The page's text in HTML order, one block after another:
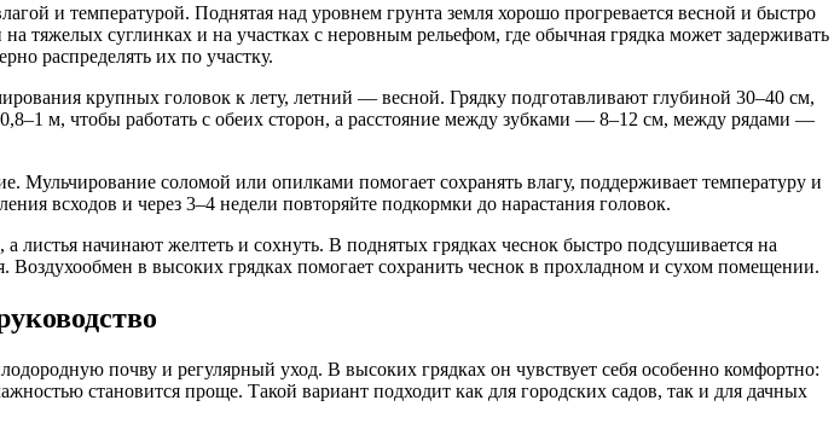
и температурой. Поднятая над уровнем грунта земля хорошо прогревается весной и быстро
тяжелых суглинках и на участках с неровным рельефом, где обычная грядка может задерживать
распределять их по участку.
крупных головок к лету, летний — весной. Грядку подготавливают глубиной 30–40 см,
м, чтобы работать с обеих сторон, а расстояние между зубками — 8–12 см, между рядами —
Мульчирование соломой или опилками помогает сохранять влагу, поддерживает температуру и
всходов и через 3–4 недели повторяйте подкормки до нарастания головок.
начинают желтеть и сохнуть. В поднятых грядках чеснок быстро подсушивается на
в высоких грядках помогает сохранить чеснок в прохладном и сухом помещении.
почву и регулярный уход. В высоких грядках он чувствует себя особенно комфортно:
становится проще. Такой вариант подходит как для городских садов, так и для дачных